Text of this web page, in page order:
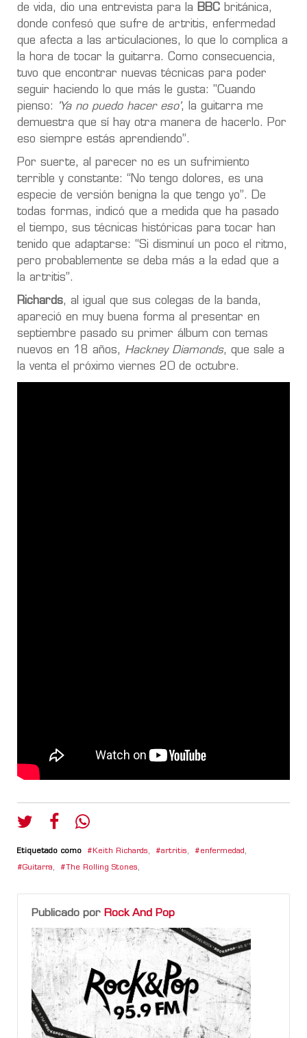
de vida, dio una entrevista para la BBC británica,
donde confesó que sufre de artritis, enfermedad
que afecta a las articulaciones, lo que lo complica a
la hora de tocar la guitarra. Como consecuencia,
tuvo que encontrar nuevas técnicas para poder
seguir haciendo lo que más le gusta: "Cuando
pienso:
'Ya no puedo hacer eso',
la guitarra me
demuestra que sí hay otra manera de hacerlo. Por
eso siempre estás aprendiendo”.
Por suerte, al parecer no es un sufrimiento
terrible y constante: “No tengo dolores, es una
especie de versión benigna la que tengo yo”. De
todas formas, indicó que a medida que ha pasado
el tiempo, sus técnicas históricas para tocar han
tenido que adaptarse: “Si disminuí un poco el ritmo,
pero probablemente se deba más a la edad que a
la artritis”.
Richards, al igual que sus colegas de la banda,
apareció en muy buena forma al presentar en
septiembre pasado su primer álbum con temas
nuevos en 18 años, Hackney Diamonds, que sale a
la venta el próximo viernes 20 de octubre.
Etiquetado como Keith Richards, artritis, enfermedad ,
Guitarra, The Rolling Stones,
Publicado por Rock And Pop